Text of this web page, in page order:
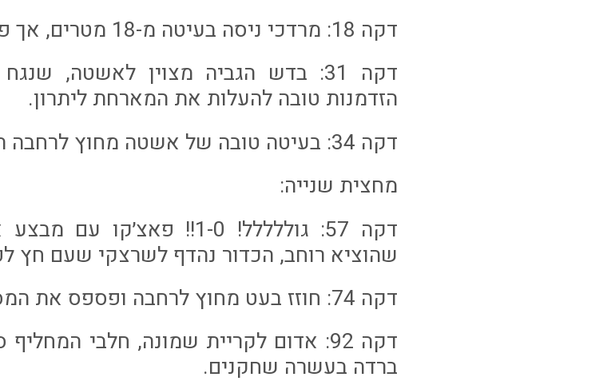
דקה 18: מרדכי ניסה בעיטה מ-18 מטרים, אך פספס בקצת את המסגרת.
דקה 31: בדש הגביה מצוין לאשטה,
הזדמנות טובה להעלות את המארחת ליתרון.
דקה 34: בעיטה טובה של אשטה מחוץ לרחבה תפסה את טננבאום מוכן.
מחצית שנייה:
דקה 57: גוללללל! 1-0!!
שהוציא רוחב, הכדור נהדף לשרצקי שעם חץ
דקה 74: חוזז בעט מחוץ לרחבה ופספס את המסגרת בנסנטימטרים בודדים.
דקה 92: אדום לקריית שמונה, חלבי
ברדה בעשרה שחקנים.